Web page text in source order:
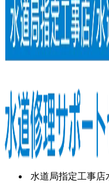
水道局指定工事店